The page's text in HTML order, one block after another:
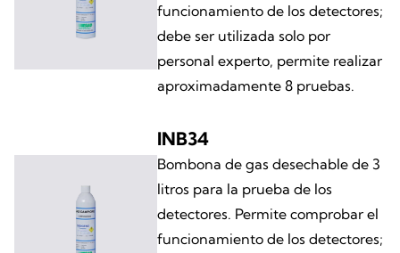
funcionamiento de los detectores;
debe ser utilizada solo por
personal experto, permite realizar
aproximadamente 8 pruebas.
INB34
Bombona de gas desechable de 3
litros para la prueba de los
detectores. Permite comprobar el
funcionamiento de los detectores;